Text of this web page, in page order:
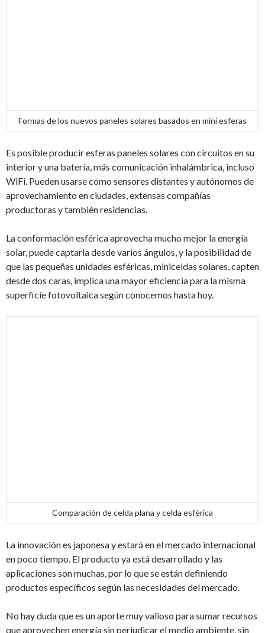
Formas de los nuevos paneles solares basados en mini esferas
Es posible producir esferas paneles solares con circuitos en su
interior y una batería, más comunicación inhalámbrica, incluso
WiFi. Pueden usarse como sensores distantes y autónomos de
aprovechamiento en ciudades, extensas compañías
productoras y también residencias.
La conformación esférica aprovecha mucho mejor la energía
solar, puede captarla desde varios ángulos, y la posibilidad de
que las pequeñas unidades esféricas, miniceldas solares, capten
desde dos caras, implica una mayor eficiencia para la misma
superficie fotovoltaica según conocemos hasta hoy.
Comparación de celda plana y celda esférica
La innovación es japonesa y estará en el mercado internacional
en poco tiempo. El producto ya está desarrollado y las
aplicaciones son muchas, por lo que se están definiendo
productos específicos según las necesidades del mercado.
No hay duda que es un aporte muy valioso para sumar recursos
que aprovechen energía sin perjudicar el medio ambiente, sin